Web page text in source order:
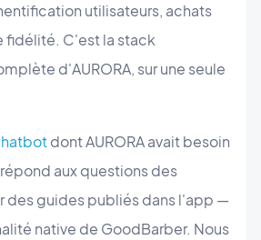
utilisateurs, achats
fidélité. C'est la stack
d'AURORA, sur une seule
dont AURORA avait besoin
aux questions des
des guides publiés dans l'app —
native de GoodBarber. Nous